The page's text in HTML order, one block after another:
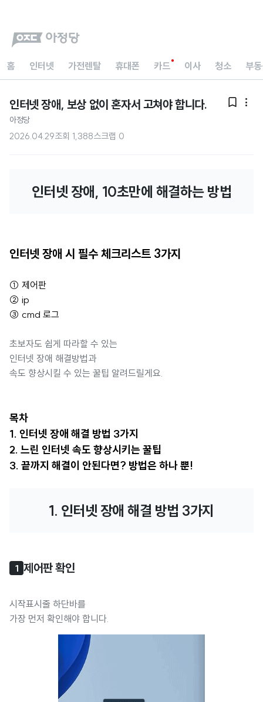
홈 인터넷 가전렌탈 휴대폰 카드 이사 청소 부
인터넷 장애, 보상 없이 혼자서 고쳐야 합니다.  
아정당
2026.04.29조회 1,388스크랩 0
인터넷 장애, 10초만에 해결하는 방법
인터넷 장애 시 필수 체크리스트 3가지
① 제어판
② ip
③ cmd 로그
초보자도 쉽게 따라할 수 있는
인터넷 장애 해결방법과
속도 향상시킬 수 있는 꿀팁 알려드릴게요.
목차
1. 인터넷 장애 해결 방법 3가지
2. 느린 인터넷 속도 향상시키는 꿀팁
3. 끝까지 해결이 안된다면? 방법은 하나 뿐!
1. 인터넷 장애 해결 방법 3가지
1 제어판 확인
시작표시줄 하단바를
가장 먼저 확인해야 합니다.